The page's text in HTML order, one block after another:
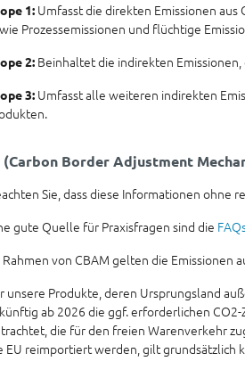
1: Umfasst die direkten Emissionen
Prozessemissionen und flüchtige
2: Beinhaltet die indirekten
3: Umfasst alle weiteren indirekten
(Carbon Border Adjustment
Sie, dass diese Informationen
gute Quelle für Praxisfragen sind die
Rahmen von CBAM gelten die Emissionen
unsere Produkte, deren Ursprungsland
ab 2026 die ggf. erforderlichen
die für den freien Warenverkehr
EU reimportiert werden, gilt grundsätzlich